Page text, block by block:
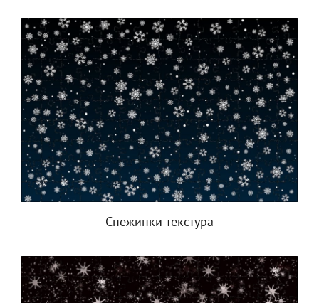
Снежинки текстура